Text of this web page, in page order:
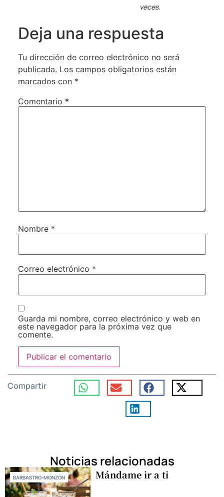
veces.
Deja una respuesta
Tu dirección de correo electrónico no será
publicada. Los campos obligatorios están
marcados con *
Comentario *
Nombre *
Correo electrónico *
Guarda mi nombre, correo electrónico y web en
este navegador para la próxima vez que
comente.
Compartir
Noticias relacionadas
BARBASTRO-MONZÓN Mándame ir a ti